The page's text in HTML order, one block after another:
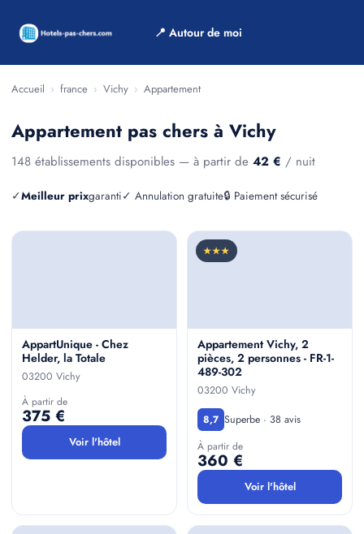
📍 Autour de moi
Accueil › france › Vichy › Appartement
Appartement pas chers à Vichy
148 établissements disponibles — à partir de 42 € / nuit
✓Meilleur prixgaranti✓ Annulation gratuite🔒 Paiement sécurisé
AppartUnique - Chez
Helder, la Totale
03200 Vichy
À partir de
375 €
Voir l'hôtel
★★★
Appartement Vichy, 2
pièces, 2 personnes - FR-1-
489-302
03200 Vichy
8,7 Superbe · 38 avis
À partir de
360 €
Voir l'hôtel